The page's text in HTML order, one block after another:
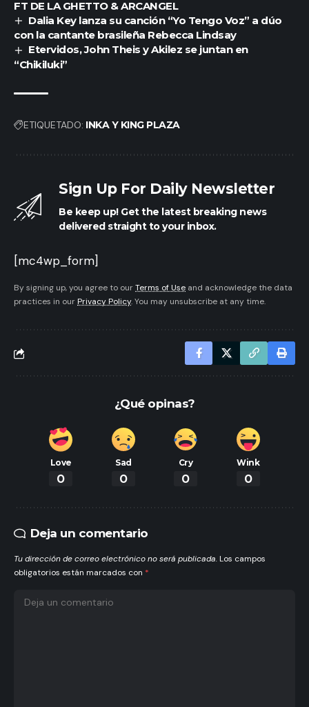
FT DE LA GHETTO & ARCANGEL
Dalia Key lanza su canción “Yo Tengo Voz” a dúo
con la cantante brasileña Rebecca Lindsay
Etervidos, John Theis y Akilez se juntan en
“Chikiluki”
ETIQUETADO: INKA Y KING PLAZA
Sign Up For Daily Newsletter
Be keep up! Get the latest breaking news
delivered straight to your inbox.
[mc4wp_form]
By signing up, you agree to ourTerms of Use and acknowledge the data
practices in our Privacy Policy. You may unsubscribe at any time.
¿Qué opinas?
Love
0
Sad
0
Cry
0
Wink
0
Deja un comentario
Tu dirección de correo electrónico no será publicada. Los campos
obligatorios están marcados con *